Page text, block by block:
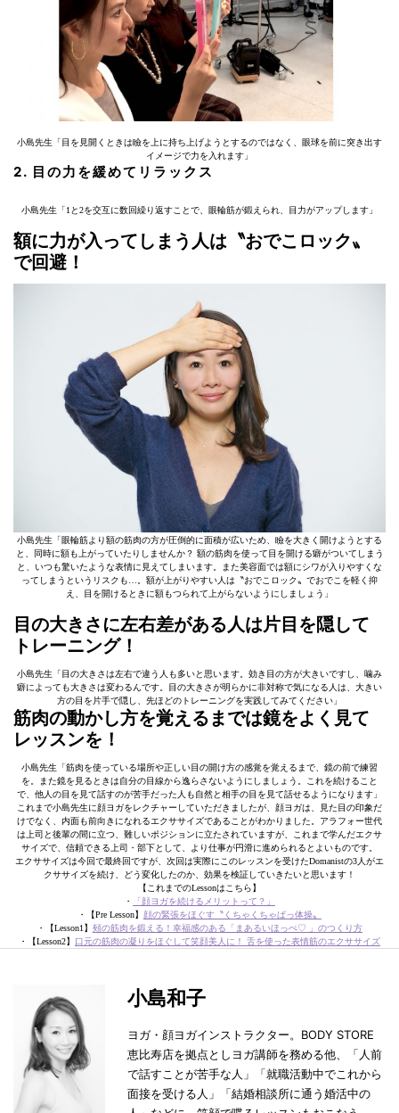
小島先生「目を見開くときは瞼を上に持ち上げようとするのではなく、眼球を前に突き出す
イメージで力を入れます」
2. 目の力を緩めてリラックス
小島先生「1と2を交互に数回繰り返すことで、眼輪筋が鍛えられ、目力がアップします」
額に力が入ってしまう人は〝おでこロック〟
で回避！
小島先生「眼輪筋より額の筋肉の方が圧倒的に面積が広いため、瞼を大きく開けようとする
と、同時に額も上がっていたりしませんか？ 額の筋肉を使って目を開ける癖がついてしまう
と、いつも驚いたような表情に見えてしまいます。また美容面では額にシワが入りやすくな
ってしまうというリスクも…。額が上がりやすい人は〝おでこロック〟でおでこを軽く抑
え、目を開けるときに額もつられて上がらないようにしましょう」
目の大きさに左右差がある人は片目を隠して
トレーニング！
小島先生「目の大きさは左右で違う人も多いと思います。効き目の方が大きいですし、噛み
癖によっても大きさは変わるんです。目の大きさが明らかに非対称で気になる人は、大きい
方の目を片手で隠し、先ほどのトレーニングを実践してみてください」
筋肉の動かし方を覚えるまでは鏡をよく見て
レッスンを！
小島先生「筋肉を使っている場所や正しい目の開け方の感覚を覚えるまで、鏡の前で練習
を。また鏡を見るときは自分の目線から逸らさないようにしましょう。これを続けること
で、他人の目を見て話すのが苦手だった人も自然と相手の目を見て話せるようになります」
これまで小島先生に顔ヨガをレクチャーしていただきましたが、顔ヨガは、見た目の印象だ
けでなく、内面も前向きになれるエクササイズであることがわかりました。アラフォー世代
は上司と後輩の間に立つ、難しいポジションに立たされていますが、これまで学んだエクサ
サイズで、信頼できる上司・部下として、より仕事が円滑に進められるとよいものです。
エクササイズは今回で最終回ですが、次回は実際にこのレッスンを受けたDomanistの3人がエ
クササイズを続け、どう変化したのか、効果を検証していきたいと思います！
【これまでのLessonはこちら】
・
「顔ヨガを続けるメリットって？」
・【Pre Lesson】 顔の緊張をほぐす〝くちゃくちゃぱっ体操〟
・【Lesson1】 頰の筋肉を鍛える！幸福感のある「まあるいほっぺ♡ 」のつくり方
・【Lesson2】 口元の筋肉の凝りをほぐして笑顔美人に！ 舌を使った表情筋のエクササイズ
小島和子
ヨガ・顔ヨガインストラクター。BODY STORE
恵比寿店を拠点としヨガ講師を務める他、「人前
で話すことが苦手な人」「就職活動中でこれから
面接を受ける人」「結婚相談所に通う婚活中の